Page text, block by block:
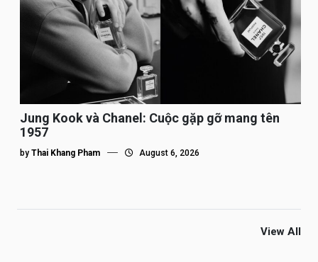
Jung Kook và Chanel: Cuộc gặp gỡ mang tên
1957
by Thai Khang Pham August 6, 2026
View All